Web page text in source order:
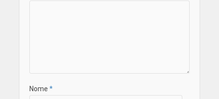
Nome *